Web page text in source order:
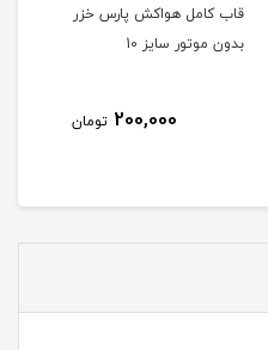
ست 6تایی شانه موزر
80,000 تومان